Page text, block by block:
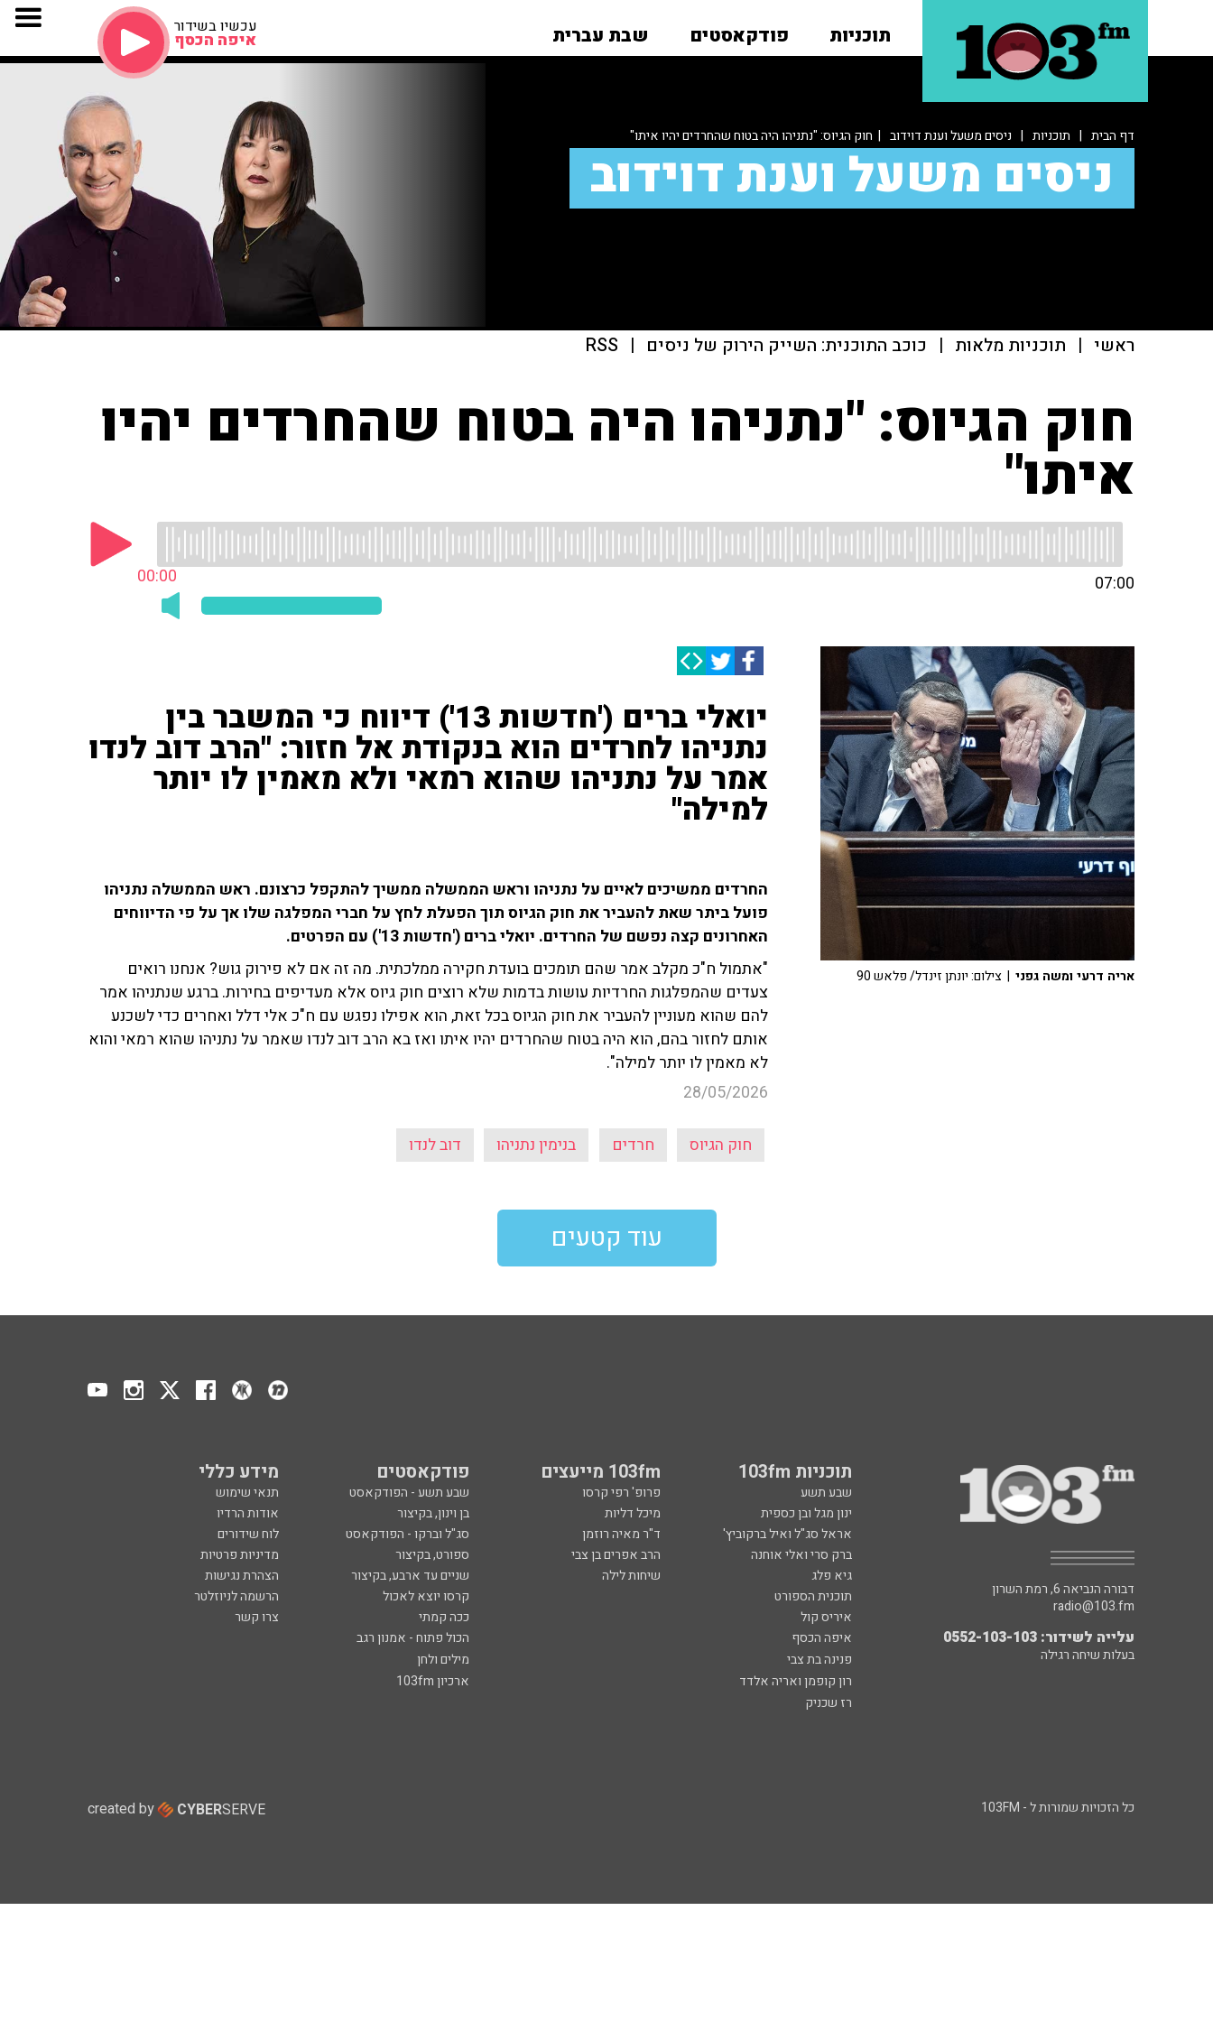
תוכניות פודקאסטים שבת עברית עכשיו בשידור
איפה הכסף
דף הבית | תוכניות | ניסים משעל וענת דוידוב | חוק הגיוס: "נתניהו היה בטוח שהחרדים יהיו איתו"
ניסים משעל וענת דוידוב
ראשי | תוכניות מלאות | כוכב התוכנית: השייק הירוק של ניסים |
RSS
חוק הגיוס: "נתניהו היה בטוח שהחרדים יהיו
איתו"
00:00 07:00
יואלי ברים ('חדשות 13') דיווח כי המשבר בין
נתניהו לחרדים הוא בנקודת אל חזור: "הרב דוב לנדו
אמר על נתניהו שהוא רמאי ולא מאמין לו יותר
למילה"
החרדים ממשיכים לאיים על נתניהו וראש הממשלה ממשיך להתקפל כרצונם. ראש הממשלה נתניהו
פועל ביתר שאת להעביר את חוק הגיוס תוך הפעלת לחץ על חברי המפלגה שלו אך על פי הדיווחים
האחרונים קצה נפשם של החרדים. יואלי ברים ('חדשות 13') עם הפרטים.
"אתמול ח"כ מקלב אמר שהם תומכים בועדת חקירה ממלכתית. מה זה אם לא פירוק גוש? אנחנו רואים
צעדים שהמפלגות החרדיות עושות בדמות שלא רוצים חוק גיוס אלא מעדיפים בחירות. ברגע שנתניהו אמר
להם שהוא מעוניין להעביר את חוק הגיוס בכל זאת, הוא אפילו נפגש עם ח"כ אלי דלל ואחרים כדי לשכנע
אותם לחזור בהם, הוא היה בטוח שהחרדים יהיו איתו ואז בא הרב דוב לנדו שאמר על נתניהו שהוא רמאי והוא
לא מאמין לו יותר למילה".
28/05/2026
חוק הגיוס חרדים בנימין נתניהו דוב לנדו
אריה דרעי ומשה גפני | צילום: יונתן זינדל/ פלאש 90
עוד קטעים
תוכניות 103fm 103fm מייעצים פודקאסטים מידע כללי
שבע תשע פרופ' רפי קרסו שבע תשע - הפודקאסט
תנאי שימוש
ינון מגל ובן כספית
מיכל דליות בן וינון, בקיצור
אודות הרדיו
אראל סג"ל ואיל ברקוביץ'
ד"ר מאיה רוזמן סג"ל וברקו - הפודקאסט
לוח שידורים
ברק סרי ואלי אוחנה
הרב אפרים בן צבי ספורט, בקיצור
מדיניות פרטיות
גיא פלג
שיחות לילה שניים עד ארבע, בקיצור
הצהרת נגישות
תוכנית הספורט
קרסו יוצא לאכול
הרשמה לניוזלטר
איריס קול
ככה קמתי
צרו קשר
איפה הכסף
הכול פתוח - אמנון רגב
פנינה בת צבי
מילים ולחן
רון קופמן ואריה אלדד
ארכיון 103fm
רז שכניק
דבורה הנביאה 6, רמת השרון
radio@103.fm
עלייה לשידור: 0552-103-103
בעלות שיחה רגילה
כל הזכויות שמורות ל - 103FM created by CYBERSERVE